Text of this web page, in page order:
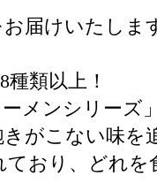
届けいたしま
類以上！
メンシリーズ」
がこない味を
おり、どれを